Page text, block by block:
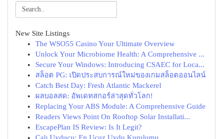
New Site Listings
The WSO55 Casino Your Ultimate Overview
Unlock Your Microbiome Health: A Comprehensive ...
Secure Your Windows: Introducing CSAEC for Loca...
สล็อต PG: เปิดประสบการณ์ใหม่ของเกมสล็อตออนไลน์
Catch Best Day: Fresh Atlantic Mackerel
ผลบอลสด: อัพเดทสกอร์ล่าสุดทั่วโลก!
Replacing Your ABS Module: A Comprehensive Guide
Readers Views Point On Rooftop Solar Installati...
EscapePlan IS Review: Is It Legit?